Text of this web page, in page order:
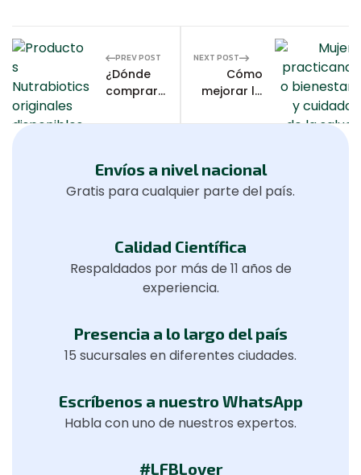
PREV POST
¿Dónde
comprar
original?
un
proveedor
NEXT POST
Cómo
mejorar la
digestiva
Probióticos,
microbiota
Envíos a nivel nacional
Gratis para cualquier parte del país.
Calidad Científica
Respaldados por más de 11 años de
experiencia.
Presencia a lo largo del país
15 sucursales en diferentes ciudades.
Escríbenos a nuestro WhatsApp
Habla con uno de nuestros expertos.
#LFBLover